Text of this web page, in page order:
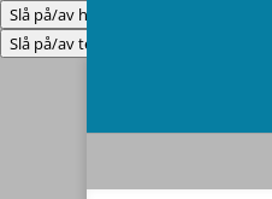
Slå på/av hög kontrast
Slå på/av textstorlek